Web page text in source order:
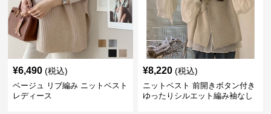
¥6,490 (税込)
ベージュ リブ編み ニットベスト
レディース
¥8,220 (税込)
ニットベスト 前開きボタン付き
ゆったりシルエット編み袖なし